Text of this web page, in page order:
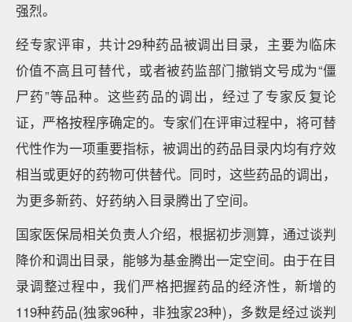
强烈。
经专家评审，共计29种药品被调出目录，主要为临床
价值不高且可替代，或者被药监部门撤销文号成为“僵
尸药”等品种。这些药品的调出，经过了专家反复论
证，严格按程序确定的。专家们在评审过程中，将可替
代性作为一项重要指标，被调出的药品目录内均有疗效
相当或更好的药物可供替代。同时，这些药品的调出，
为更多新药、好药纳入目录腾出了空间。
国家医保局相关负责人介绍，根据初步测算，通过谈判
降价和调出目录，能够为基金腾出一定空间。由于在目
录调整过程中，我们严格把握药品的经济性，新增的
119种药品(独家96种，非独家23种)，多数是经过谈判